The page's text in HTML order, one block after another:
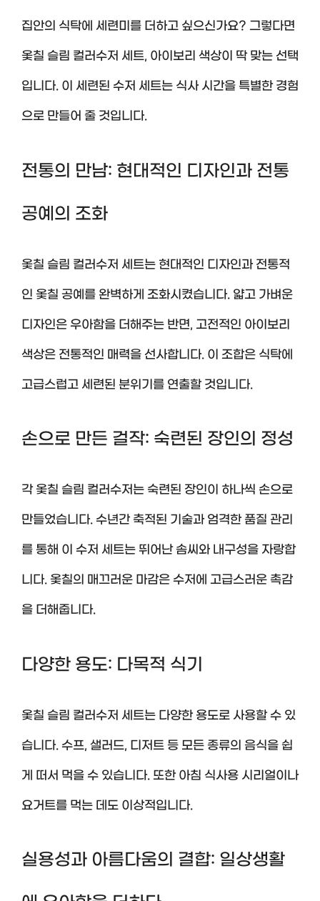
집안의 식탁에 세련미를 더하고 싶으신가요? 그렇다면
옻칠 슬림 컬러수저 세트, 아이보리 색상이 딱 맞는 선택
입니다. 이 세련된 수저 세트는 식사 시간을 특별한 경험
으로 만들어 줄 것입니다.
전통의 만남: 현대적인 디자인과 전통
공예의 조화
옻칠 슬림 컬러수저 세트는 현대적인 디자인과 전통적
인 옻칠 공예를 완벽하게 조화시켰습니다. 얇고 가벼운
디자인은 우아함을 더해주는 반면, 고전적인 아이보리
색상은 전통적인 매력을 선사합니다. 이 조합은 식탁에
고급스럽고 세련된 분위기를 연출할 것입니다.
손으로 만든 걸작: 숙련된 장인의 정성
각 옻칠 슬림 컬러수저는 숙련된 장인이 하나씩 손으로
만들었습니다. 수년간 축적된 기술과 엄격한 품질 관리
를 통해 이 수저 세트는 뛰어난 솜씨와 내구성을 자랑합
니다. 옻칠의 매끄러운 마감은 수저에 고급스러운 촉감
을 더해줍니다.
다양한 용도: 다목적 식기
옻칠 슬림 컬러수저 세트는 다양한 용도로 사용할 수 있
습니다. 수프, 샐러드, 디저트 등 모든 종류의 음식을 쉽
게 떠서 먹을 수 있습니다. 또한 아침 식사용 시리얼이나
요거트를 먹는 데도 이상적입니다.
실용성과 아름다움의 결합: 일상생활